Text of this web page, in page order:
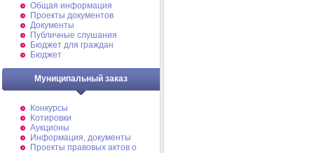
Общая информация
Проекты документов
Документы
Публичные слушания
Бюджет для граждан
Бюджет
Муниципальный заказ
Конкурсы
Котировки
Аукционы
Информация, документы
Проекты правовых актов о